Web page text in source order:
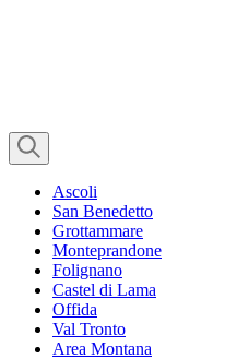
Ascoli
San Benedetto
Grottammare
Monteprandone
Folignano
Castel di Lama
Offida
Val Tronto
Area Montana